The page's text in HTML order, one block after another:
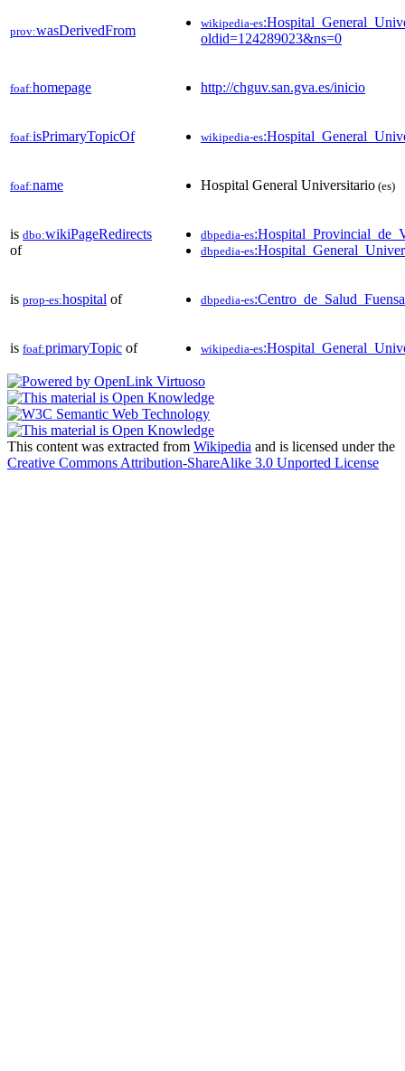
prov:wasDerivedFrom wikipedia-es
oldid=124289023&ns=0
foaf:homepage http://chguv.san.gva.es/inicio
foaf:isPrimaryTopicOf wikipedia-es
foaf:name Hospital General Universitario (es)
is dbo:wikiPageRedirects
of
dbpedia-es
dbpedia-es
is prop-es:hospital of dbpedia-es
is foaf:primaryTopic of wikipedia-es
This content was extracted from Wikipedia and is licensed under the
Creative Commons Attribution-ShareAlike 3.0 Unported License